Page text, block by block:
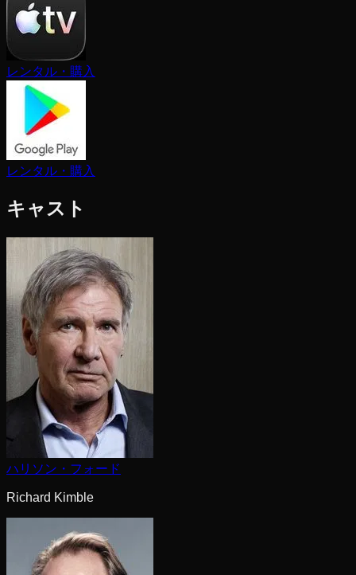
レンタル・購入
レンタル・購入
キャスト
ハリソン・フォード
Richard Kimble